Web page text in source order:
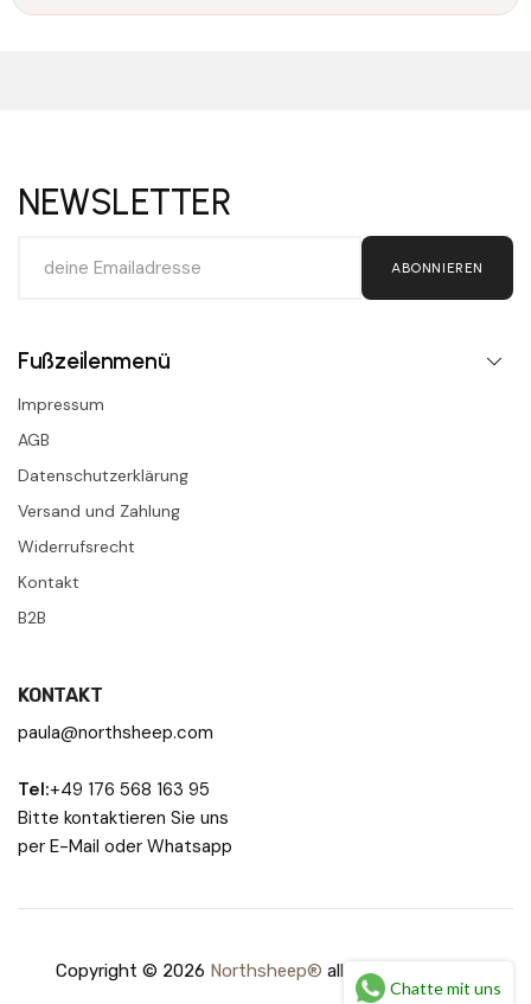
NEWSLETTER
ABONNIEREN
Fußzeilenmenü
Impressum
AGB
Datenschutzerklärung
Versand und Zahlung
Widerrufsrecht
Kontakt
B2B
KONTAKT
paula@northsheep.com
Tel:+49 176 568 163 95
Bitte kontaktieren Sie uns
per E-Mail oder Whatsapp
Copyright © 2026 Northsheep® all rights reserved.
Chatte mit uns